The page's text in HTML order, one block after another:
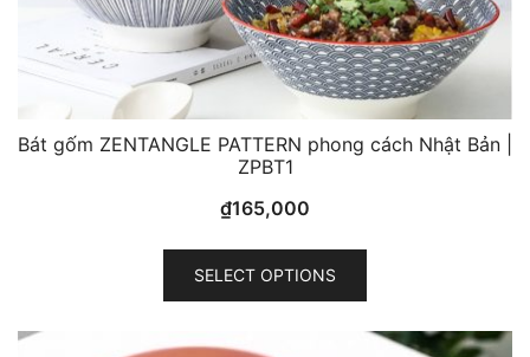
Bát gốm ZENTANGLE PATTERN phong cách Nhật Bản |
ZPBT1
₫165,000
SELECT OPTIONS
This
multiple